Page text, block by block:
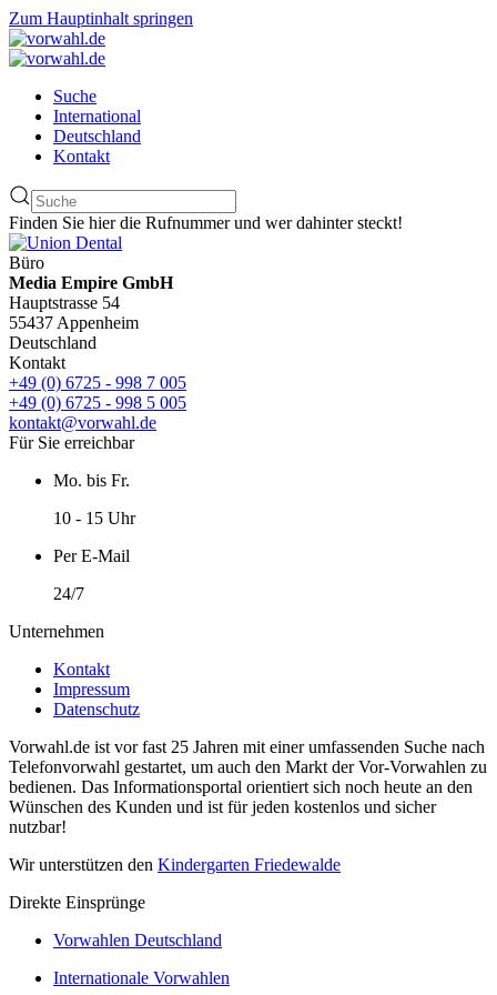
Zum Hauptinhalt springen
Suche
International
Deutschland
Kontakt
Finden Sie hier die Rufnummer und wer dahinter steckt!
Büro
Media Empire GmbH
Hauptstrasse 54
55437 Appenheim
Deutschland
Kontakt
+49 (0) 6725 - 998 7 005
+49 (0) 6725 - 998 5 005
kontakt@vorwahl.de
Für Sie erreichbar
Mo. bis Fr.
10 - 15 Uhr
Per E-Mail
24/7
Unternehmen
Kontakt
Impressum
Datenschutz
Vorwahl.de ist vor fast 25 Jahren mit einer umfassenden Suche nach
Telefonvorwahl gestartet, um auch den Markt der Vor-Vorwahlen zu
bedienen. Das Informationsportal orientiert sich noch heute an den
Wünschen des Kunden und ist für jeden kostenlos und sicher
nutzbar!
Wir unterstützen den Kindergarten Friedewalde
Direkte Einsprünge
Vorwahlen Deutschland
Internationale Vorwahlen